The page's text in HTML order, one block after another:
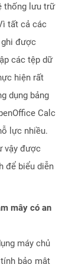
thống lưu trữ
tất cả các
ghi được
các tệp dữ
hiện rất
dụng bảng
Calc
lực nhiều.
vậy được
để biểu diễn
mây có an
máy chủ
bảo mật